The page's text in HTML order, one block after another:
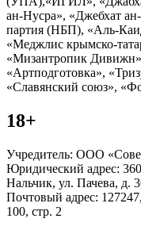
ан-Нусра», «Джебхат
партия (НБП), «Аль-
«Меджлис крымско-
«Мизантропик
«Артподготовка»,
«Славянский союз»,
18+
Учредитель: ООО
Юридический адрес:
Нальчик, ул. Пачева, д.
Почтовый адрес:
100, стр. 2